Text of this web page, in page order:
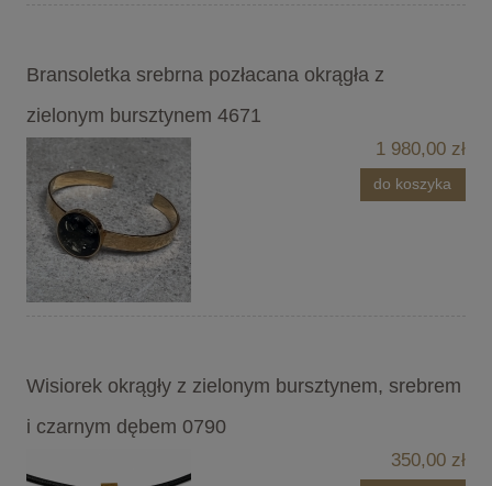
Bransoletka srebrna pozłacana okrągła z
zielonym bursztynem 4671
1 980,00 zł
do koszyka
Wisiorek okrągły z zielonym bursztynem, srebrem
i czarnym dębem 0790
350,00 zł